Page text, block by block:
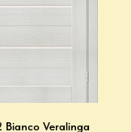
Bianco Veralinga